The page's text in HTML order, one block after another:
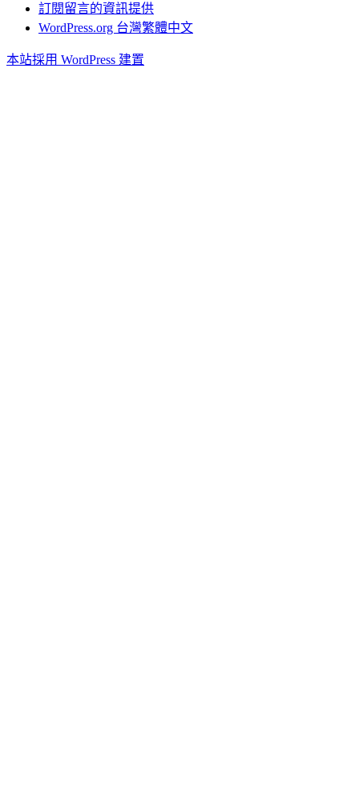
訂閱留言的資訊提供
WordPress.org 台灣繁體中文
本站採用 WordPress 建置